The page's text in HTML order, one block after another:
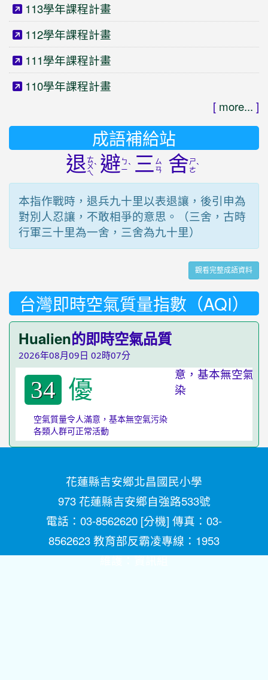
113學年課程計畫
112學年課程計畫
111學年課程計畫
110學年課程計畫
[ more... ]
成語補給站
退ㄊ
ㄨ
ㄟ
ˋ 避 ㄅ
ㄧˋ 三 ㄙ
ㄢ
舍ㄕ
ㄜˋ
本指作戰時，退兵九十里以表退讓，後引申為
對別人忍讓，不敢相爭的意思。（三舍，古時
行軍三十里為一舍，三舍為九十里）
觀看完整成語資料
台灣即時空氣質量指數（AQI）
Hualien的即時空氣品質
2026年08月09日 02時07分
34 優
空氣質量令人滿意，基本無空氣污染
各類人群可正常活動
花蓮縣吉安鄉北昌國民小學
973 花蓮縣吉安鄉自強路533號
電話：03-8562620 [分機] 傳真：03-
8562623 教育部反霸凌專線：1953
維護：資訊組